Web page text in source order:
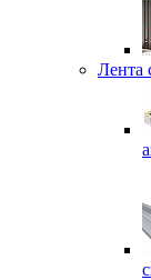
Лента